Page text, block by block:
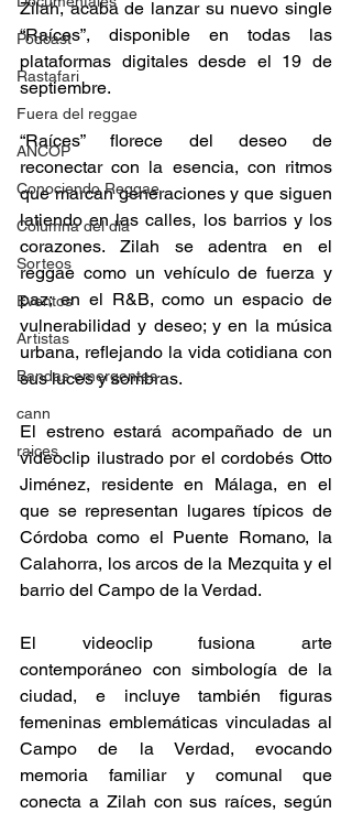
Podcast
Rastafari
Fuera del reggae
ANCOP
Conociendo Reggae
Columna del día
Sorteos
Eventos
Artistas
Bandas emergentes
cann
raices
Zilah, acaba de lanzar su nuevo single
“Raíces”, disponible en todas las
plataformas digitales desde el 19 de
septiembre.
“Raíces” florece del deseo de
reconectar con la esencia, con ritmos
que marcan generaciones y que siguen
latiendo en las calles, los barrios y los
corazones. Zilah se adentra en el
reggae como un vehículo de fuerza y
paz; en el R&B, como un espacio de
vulnerabilidad y deseo; y en la música
urbana, reflejando la vida cotidiana con
sus luces y sombras.
El estreno estará acompañado de un
videoclip ilustrado por el cordobés Otto
Jiménez, residente en Málaga, en el
que se representan lugares típicos de
Córdoba como el Puente Romano, la
Calahorra, los arcos de la Mezquita y el
barrio del Campo de la Verdad.
El videoclip fusiona arte
contemporáneo con simbología de la
ciudad, e incluye también figuras
femeninas emblemáticas vinculadas al
Campo de la Verdad, evocando
memoria familiar y comunal que
conecta a Zilah con sus raíces, según